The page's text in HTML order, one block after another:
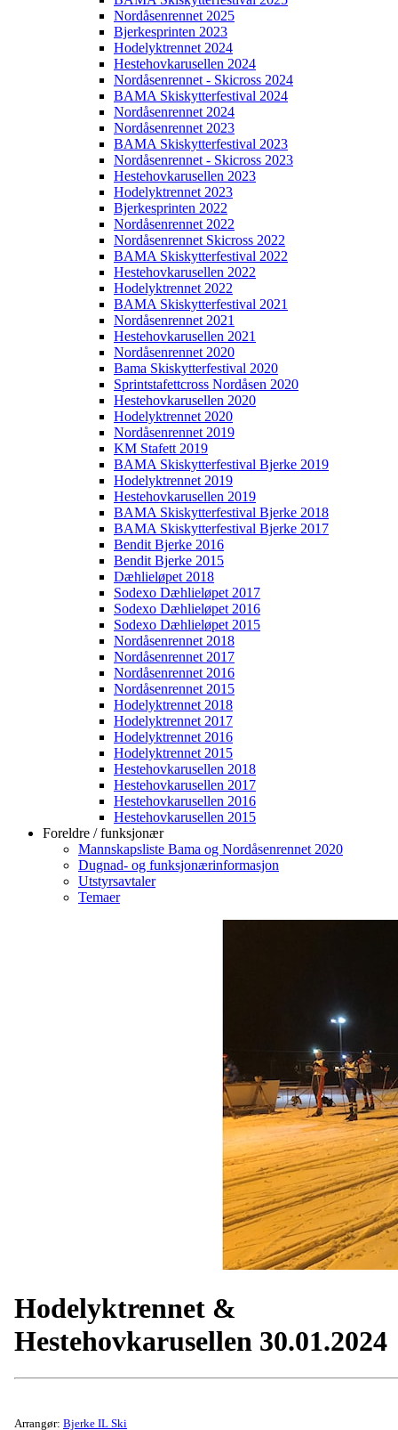
Nordåsenrennet 2025
Bjerkesprinten 2023
Hodelyktrennet 2024
Hestehovkarusellen 2024
Nordåsenrennet - Skicross 2024
BAMA Skiskytterfestival 2024
Nordåsenrennet 2024
Nordåsenrennet 2023
BAMA Skiskytterfestival 2023
Nordåsenrennet - Skicross 2023
Hestehovkarusellen 2023
Hodelyktrennet 2023
Bjerkesprinten 2022
Nordåsenrennet 2022
Nordåsenrennet Skicross 2022
BAMA Skiskytterfestival 2022
Hestehovkarusellen 2022
Hodelyktrennet 2022
BAMA Skiskytterfestival 2021
Nordåsenrennet 2021
Hestehovkarusellen 2021
Nordåsenrennet 2020
Bama Skiskytterfestival 2020
Sprintstafettcross Nordåsen 2020
Hestehovkarusellen 2020
Hodelyktrennet 2020
Nordåsenrennet 2019
KM Stafett 2019
BAMA Skiskytterfestival Bjerke 2019
Hodelyktrennet 2019
Hestehovkarusellen 2019
BAMA Skiskytterfestival Bjerke 2018
BAMA Skiskytterfestival Bjerke 2017
Bendit Bjerke 2016
Bendit Bjerke 2015
Dæhlieløpet 2018
Sodexo Dæhlieløpet 2017
Sodexo Dæhlieløpet 2016
Sodexo Dæhlieløpet 2015
Nordåsenrennet 2018
Nordåsenrennet 2017
Nordåsenrennet 2016
Nordåsenrennet 2015
Hodelyktrennet 2018
Hodelyktrennet 2017
Hodelyktrennet 2016
Hodelyktrennet 2015
Hestehovkarusellen 2018
Hestehovkarusellen 2017
Hestehovkarusellen 2016
Hestehovkarusellen 2015
Foreldre / funksjonær
Mannskapsliste Bama og Nordåsenrennet 2020
Dugnad- og funksjonærinformasjon
Utstyrsavtaler
Temaer
Hodelyktrennet &
Hestehovkarusellen 30.01.2024
Arrangør: Bjerke IL Ski